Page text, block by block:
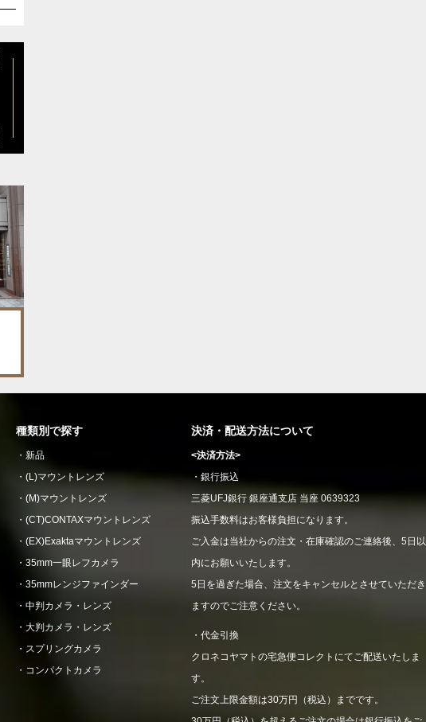
種類別で探す
新品
(L)マウントレンズ
(M)マウントレンズ
(CT)CONTAXマウントレンズ
(EX)Exaktaマウントレンズ
35mm一眼レフカメラ
35mmレンジファインダー
中判カメラ・レンズ
大判カメラ・レンズ
スプリングカメラ
コンパクトカメラ
決済・配送方法について
<決済方法>
・銀行振込
三菱UFJ銀行 銀座通支店 当座 0639323
振込手数料はお客様負担になります。
ご入金は当社からの注文・在庫確認のご連絡後、5日以
内にお願いいたします。
5日を過ぎた場合、注文をキャンセルとさせていただき
ますのでご注意ください。
・代金引換
クロネコヤマトの宅急便コレクトにてご配送いたしま
す。
ご注文上限金額は30万円（税込）までです。